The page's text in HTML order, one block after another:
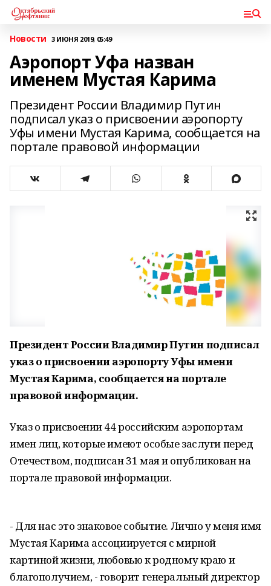
Новости 3 ИЮНЯ 2019, 05:49
Аэропорт Уфа назван
именем Мустая Карима
Президент России Владимир Путин
подписал указ о присвоении аэропорту
Уфы имени Мустая Карима, сообщается на
портале правовой информации
Президент России Владимир Путин подписал
указ о присвоении аэропорту Уфы имени
Мустая Карима, сообщается на портале
правовой информации.
Указ о присвоении 44 российским аэропортам
имен лиц, которые имеют особые заслуги перед
Отечеством, подписан 31 мая и опубликован на
портале правовой информации.
- Для нас это знаковое событие. Лично у меня имя
Мустая Карима ассоциируется с мирной
картиной жизни, любовью к родному краю и
благополучием, - говорит генеральный директор